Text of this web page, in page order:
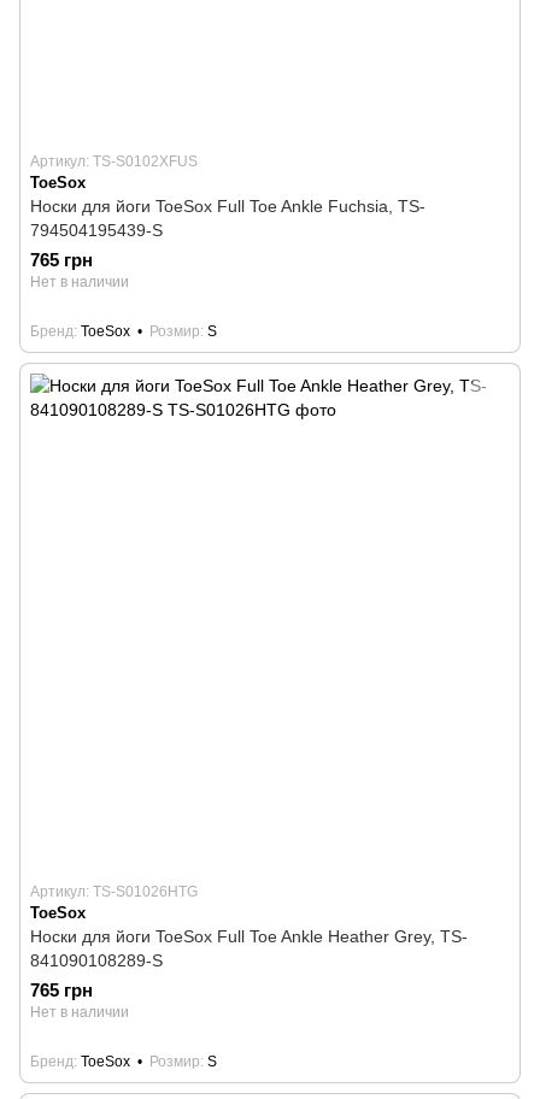
Артикул: TS-S0102XFUS
ToeSox
Носки для йоги ToeSox Full Toe Ankle Fuchsia, TS-
794504195439-S
765 грн
Нет в наличии
Бренд ToeSox Розмир S
Артикул: TS-S01026HTG
ToeSox
Носки для йоги ToeSox Full Toe Ankle Heather Grey, TS-
841090108289-S
765 грн
Нет в наличии
Бренд ToeSox Розмир S